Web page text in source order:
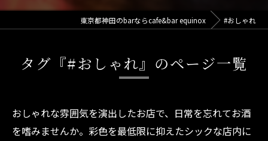
東京都神田のbarならcafe&bar equinox #おしゃれ
タグ『#おしゃれ』のページ一覧
おしゃれな雰囲気を演出したお店で、日常を忘れてお酒
を嗜みませんか。彩色を最低限に抑えたシックな店内に